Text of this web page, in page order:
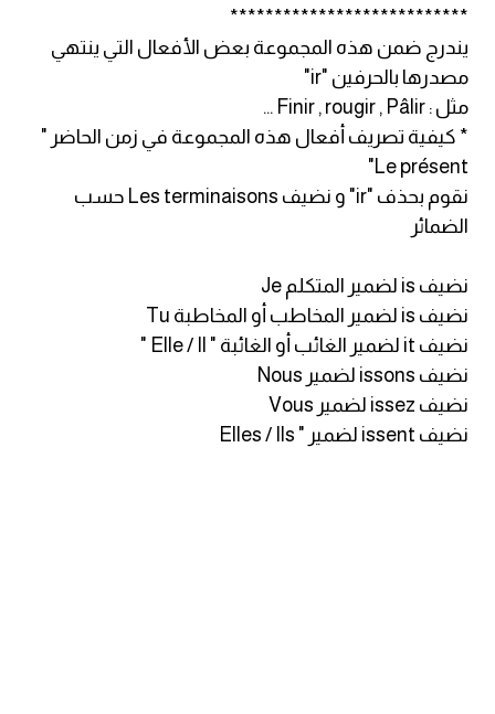
كلمات بحرف o
كلمات بحرف p
كلمات بحرف q
كلمات بحرف r
كلمات بحرف t
كلمات بحرف u
كلمات بحرف v
***************************
يندرج ضمن هذه المجموعة بعض الأفعال التي ينتهي
مصدرها بالحرفين "ir"
مثل : Finir , rougir , Pâlir ...
* كيفية تصريف أفعال هذه المجموعة في زمن الحاضر "
Le présent"
نقوم بحذف "ir" و نضيف Les terminaisons حسب
الضمائر
نضيف is لضمير المتكلم Je
نضيف is لضمير المخاطب أو المخاطبة Tu
نضيف it لضمير الغائب أو الغائبة " Elle / Il "
نضيف issons لضمير Nous
نضيف issez لضمير Vous
نضيف issent لضمير " Elles / Ils